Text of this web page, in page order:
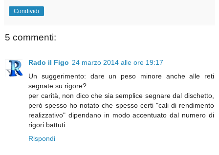
Condividi
5 commenti:
Rado il Figo 24 marzo 2014 alle ore 19:17
Un suggerimento: dare un peso minore anche alle reti
segnate su rigore?
per carità, non dico che sia semplice segnare dal dischetto,
però spesso ho notato che spesso certi "cali di rendimento
realizzativo" dipendano in modo accentuato dal numero di
rigori battuti.
Rispondi